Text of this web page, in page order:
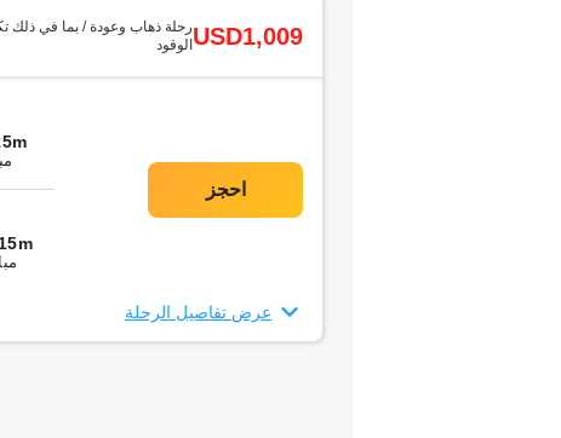
رحلة ذهاب وعودة / بما في ذلك
الوقودUSD1,009
عرض تفاصيل الرحلة